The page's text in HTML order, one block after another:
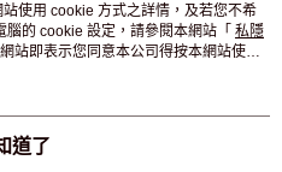
使用 cookie 方式之詳情，及若您不希
的 cookie 設定，請參閱本網站「 私隱
站即表示您同意本公司得按本網站使用
道了